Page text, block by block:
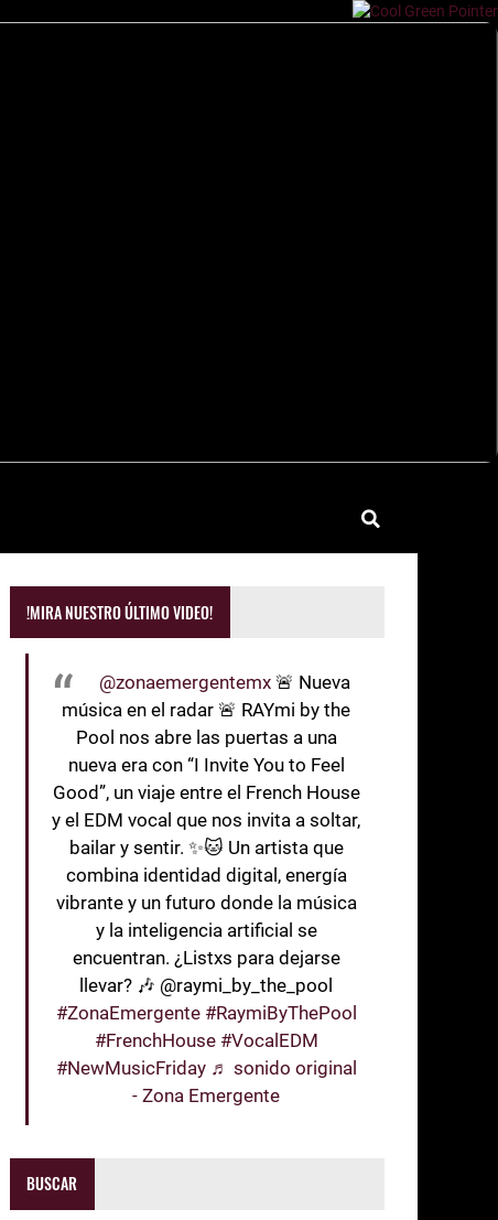
!MIRA NUESTRO ÚLTIMO VIDEO!
@zonaemergentemx 🚨 Nueva
música en el radar 🚨 RAYmi by the
Pool nos abre las puertas a una
nueva era con “I Invite You to Feel
Good”, un viaje entre el French House
y el EDM vocal que nos invita a soltar,
bailar y sentir. ✨🐱 Un artista que
combina identidad digital, energía
vibrante y un futuro donde la música
y la inteligencia artificial se
encuentran. ¿Listxs para dejarse
llevar? 🎶 @raymi_by_the_pool
#ZonaEmergente #RaymiByThePool
#FrenchHouse #VocalEDM
#NewMusicFriday ♬ sonido original
- Zona Emergente
BUSCAR